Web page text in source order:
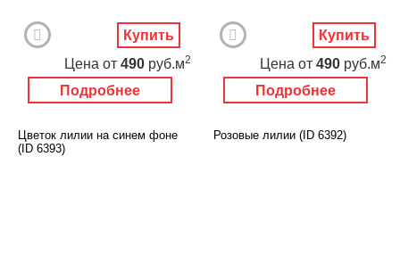
Подробнее
Цена от 490 руб.м2
Купить
Подробнее
Цена от 490 руб.м2
Купить
Цветок лилии на синем фоне
(ID 6393)
Розовые лилии (ID 6392)